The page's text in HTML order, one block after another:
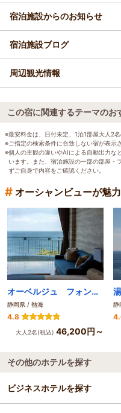
宿泊施設からのお知らせ
宿泊施設ブログ
周辺観光情報
この宿に関連するテーマのお
※最安料金は、日付未定、1泊1部屋大人2名
※ご指定の検索条件に合致しない宿が表示
※個人の主観の違いやAIによる自動出力な
います。また、宿泊施設の一部の部屋・
ずご自身で内容をご確認ください。
# オーシャンビューが魅
オーベルジュ フォンテーヌブロー熱海
静岡県 / 熱海
4.8
大人2名(税込) 46,200円～
静
その他のホテルを探す
ビジネスホテルを探す